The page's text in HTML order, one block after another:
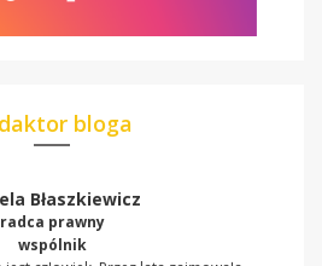
bloga
Błaszkiewicz
radca prawny
wspólnik